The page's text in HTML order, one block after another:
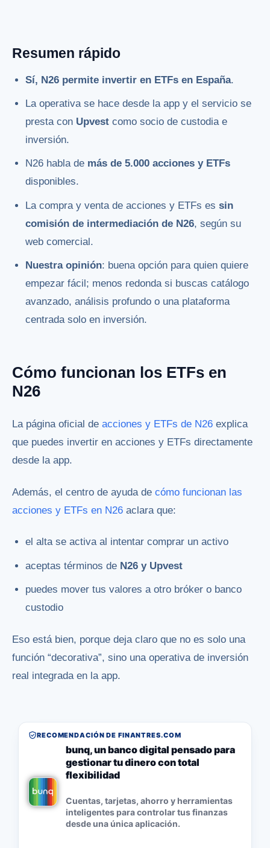
Resumen rápido
Sí, N26 permite invertir en ETFs en España.
La operativa se hace desde la app y el servicio se
presta con Upvest como socio de custodia e
inversión.
N26 habla de más de 5.000 acciones y ETFs
disponibles.
La compra y venta de acciones y ETFs essin
comisión de intermediación de N26, según su
web comercial.
Nuestra opinión: buena opción para quien quiere
empezar fácil; menos redonda si buscas catálogo
avanzado, análisis profundo o una plataforma
centrada solo en inversión.
Cómo funcionan los ETFs en
N26
La página oficial de acciones y ETFs de N26 explica
que puedes invertir en acciones y ETFs directamente
desde la app.
Además, el centro de ayuda de cómo funcionan las
acciones y ETFs en N26 aclara que:
el alta se activa al intentar comprar un activo
aceptas términos de N26 y Upvest
puedes mover tus valores a otro bróker o banco
custodio
Eso está bien, porque deja claro que no es solo una
función “decorativa”, sino una operativa de inversión
real integrada en la app.
RECOMENDACIÓN DE FINANTRES.COM
bunq, un banco digital pensado para
gestionar tu dinero con total
flexibilidad
Cuentas, tarjetas, ahorro y herramientas
inteligentes para controlar tus finanzas
desde una única aplicación.